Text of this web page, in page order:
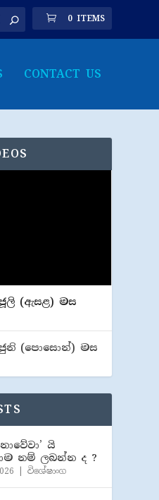
0 ITEMS
CONTACT US
ජූලි (​ඇසළ) මස
ජුනි (​පොසොන්) මස
යි
නම් ලබන්න ද ?
|විශේෂාංග